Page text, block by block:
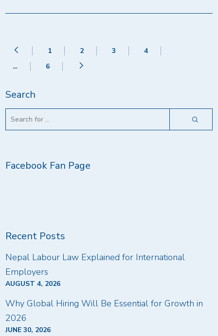
1 2 3
4
…
6
Search
Facebook Fan Page
Recent Posts
Nepal Labour Law Explained for International
Employers
AUGUST 4, 2026
Why Global Hiring Will Be Essential for Growth in
2026
JUNE 30, 2026